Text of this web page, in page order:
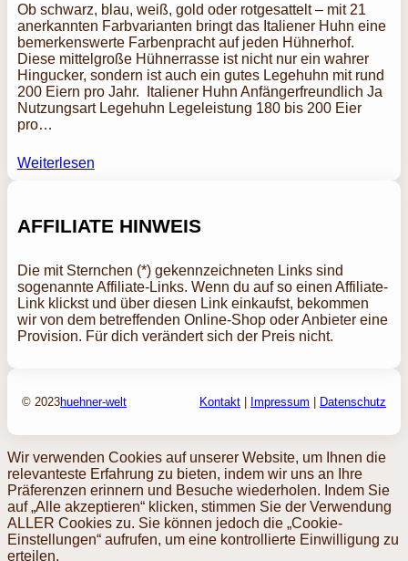
Ob schwarz, blau, weiß, gold oder rotgesattelt – mit 21
anerkannten Farbvarianten bringt das Italiener Huhn eine
bemerkenswerte Farbenpracht auf jeden Hühnerhof.
Diese mittelgroße Hühnerrasse ist nicht nur ein wahrer
Hingucker, sondern ist auch ein gutes Legehuhn mit rund
200 Eiern pro Jahr. Italiener Huhn Anfängerfreundlich Ja
Nutzungsart Legehuhn Legeleistung 180 bis 200 Eier
pro…
Weiterlesen
AFFILIATE HINWEIS
Die mit Sternchen (*) gekennzeichneten Links sind
sogenannte Affiliate-Links. Wenn du auf so einen Affiliate-
Link klickst und über diesen Link einkaufst, bekommen
wir von dem betreffenden Online-Shop oder Anbieter eine
Provision. Für dich verändert sich der Preis nicht.
© 2023huehner-welt Kontakt Impressum Datenschutz
Wir verwenden Cookies auf unserer Website, um Ihnen die
relevanteste Erfahrung zu bieten, indem wir uns an Ihre
Präferenzen erinnern und Besuche wiederholen. Indem Sie
auf „Alle akzeptieren“ klicken, stimmen Sie der Verwendung
ALLER Cookies zu. Sie können jedoch die „Cookie-
Einstellungen“ aufrufen, um eine kontrollierte Einwilligung zu
erteilen.